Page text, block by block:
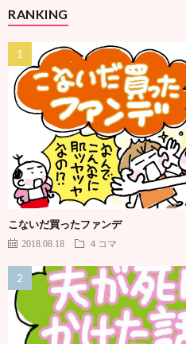
RANKING
こないだ買ったファンデ
2018.08.18 ４コマ